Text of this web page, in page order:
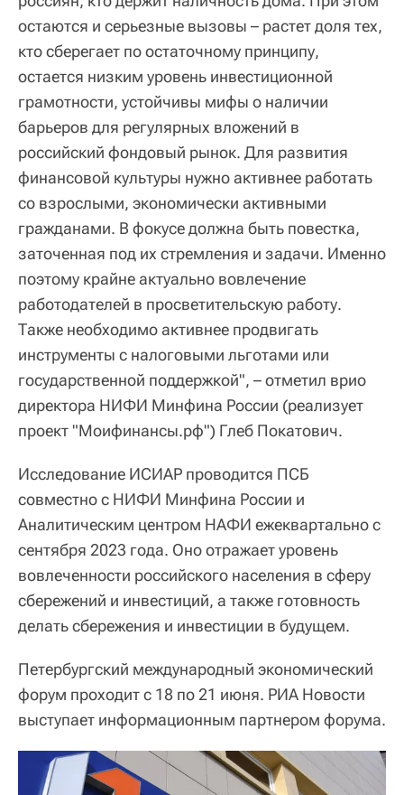
остаются и серьезные вызовы – растет доля тех,
кто сберегает по остаточному принципу,
остается низким уровень инвестиционной
грамотности, устойчивы мифы о наличии
барьеров для регулярных вложений в
российский фондовый рынок. Для развития
финансовой культуры нужно активнее работать
со взрослыми, экономически активными
гражданами. В фокусе должна быть повестка,
заточенная под их стремления и задачи. Именно
поэтому крайне актуально вовлечение
работодателей в просветительскую работу.
Также необходимо активнее продвигать
инструменты с налоговыми льготами или
государственной поддержкой", – отметил врио
директора НИФИ Минфина России (реализует
проект "Моифинансы.рф") Глеб Покатович.
Исследование ИСИАР проводится ПСБ
совместно с НИФИ Минфина России и
Аналитическим центром НАФИ ежеквартально с
сентября 2023 года. Оно отражает уровень
вовлеченности российского населения в сферу
сбережений и инвестиций, а также готовность
делать сбережения и инвестиции в будущем.
Петербургский международный экономический
форум проходит с 18 по 21 июня. РИА Новости
выступает информационным партнером форума.